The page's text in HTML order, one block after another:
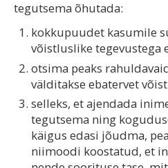
tegutsema õhutada:
kokkupuudet kasumile
võistluslike tegevustega
otsima peaks
välditakse ebatervet
selleks, et ajendada
tegutsema ning
käigus edasi jõudma,
niimoodi koostatud, et